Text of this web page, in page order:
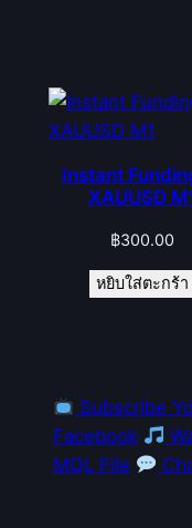
Instant
XAUUSD
฿300.00
หยิบใส่ตะกร้า
Subscribe
Facebook
MQL File